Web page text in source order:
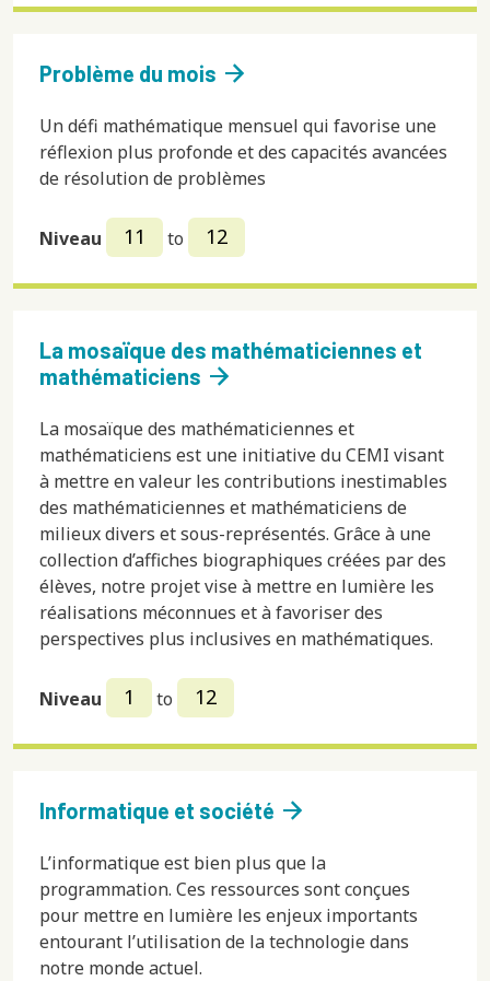
Problème du mois arrow_forward
Un défi mathématique mensuel qui favorise une
réflexion plus profonde et des capacités avancées
de résolution de problèmes
Niveau 11 to 12
La mosaïque des mathématiciennes et
mathématiciens arrow_forward
La mosaïque des mathématiciennes et
mathématiciens est une initiative du CEMI visant
à mettre en valeur les contributions inestimables
des mathématiciennes et mathématiciens de
milieux divers et sous-représentés. Grâce à une
collection d’affiches biographiques créées par des
élèves, notre projet vise à mettre en lumière les
réalisations méconnues et à favoriser des
perspectives plus inclusives en mathématiques.
Niveau 1 to 12
Informatique et société arrow_forward
L’informatique est bien plus que la
programmation. Ces ressources sont conçues
pour mettre en lumière les enjeux importants
entourant l’utilisation de la technologie dans
notre monde actuel.